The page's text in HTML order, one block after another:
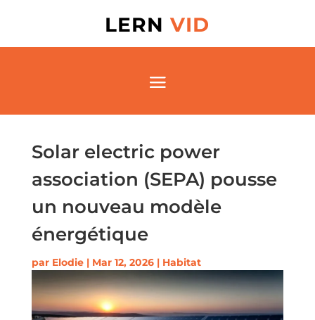
LERNVID
Solar electric power
association (SEPA) pousse
un nouveau modèle
énergétique
par Elodie| Mar 12, 2026| Habitat